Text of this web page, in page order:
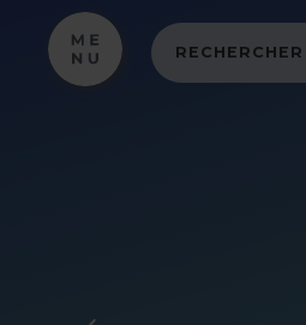
Panneau de gestion des cookies